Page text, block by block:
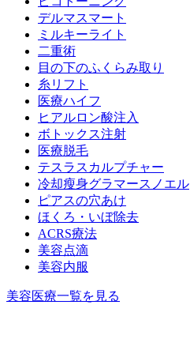
デルマスマート
ミルキーライト
二重術
目の下のふくらみ取り
糸リフト
医療ハイフ
ヒアルロン酸注入
ボトックス注射
医療脱毛
テスラスカルプチャー
冷却瘦身グラマースノエル
ピアスの穴あけ
ほくろ・いぼ除去
ACRS療法
美容点滴
美容内服
美容医療一覧を見る